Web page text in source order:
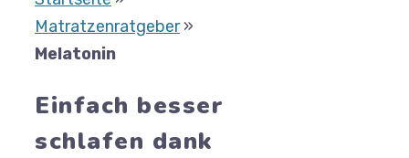
Matratzenratgeber»
Melatonin
Einfach besser
schlafen dank